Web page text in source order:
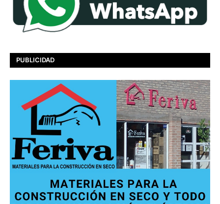
PUBLICIDAD